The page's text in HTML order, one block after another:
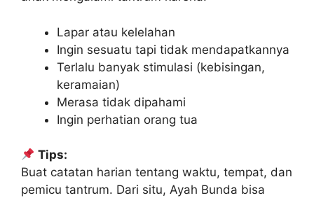
Lapar atau kelelahan
Ingin sesuatu tapi tidak mendapatkannya
Terlalu banyak stimulasi (kebisingan,
keramaian)
Merasa tidak dipahami
Ingin perhatian orang tua
Tips:
Buat catatan harian tentang waktu, tempat, dan
pemicu tantrum. Dari situ, Ayah Bunda bisa